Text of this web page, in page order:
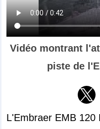
Vidéo montrant
piste de
L'Embraer EMB 120